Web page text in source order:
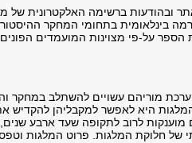
ובהודעות ברשימה האלקטרונית של
בינלאומית בתחומי המחקר
על-פי מצוינות המועמדים
מוריהם עשויים להשתלב במחקר
היא לאפשר למקבליהן להקדיש
לרוב לתקופה שעד ארבע
של חלוקת המלגות. פרוט המלגות